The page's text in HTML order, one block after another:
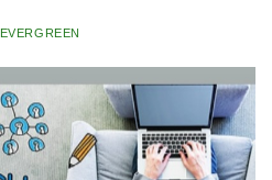
EVERGREEN